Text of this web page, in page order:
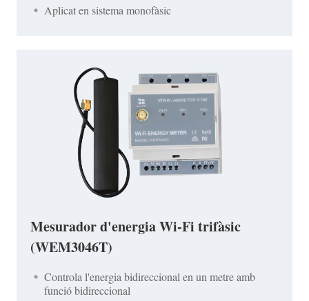
Aplicat en sistema monofàsic
Mesurador d'energia Wi-Fi trifàsic
(WEM3046T)
Controla l'energia bidireccional en un metre amb
funció bidireccional